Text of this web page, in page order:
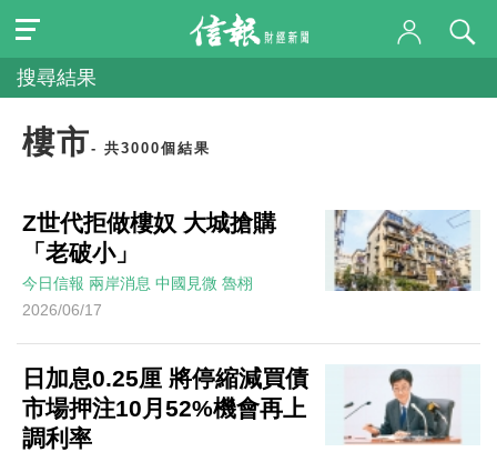
搜尋結果
樓市- 共3000個結果
Z世代拒做樓奴 大城搶購
「老破小」
今日信報 兩岸消息 中國見微 魯栩
2026/06/17
日加息0.25厘 將停縮減買債
市場押注10月52%機會再上
調利率